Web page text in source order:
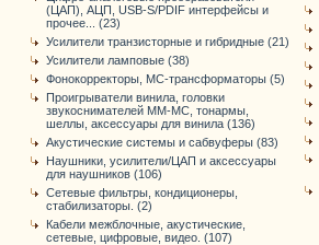
(ЦАП), АЦП, USB-S/PDIF интерфейсы и
прочее... (23)
Усилители транзисторные и гибридные (21)
Усилители ламповые (38)
Фонокорректоры, МС-трансформаторы (5)
Проигрыватели винила, головки
звукоснимателей ММ-МС, тонармы,
шеллы, аксессуары для винила (136)
Акустические системы и сабвуферы (83)
Наушники, усилители/ЦАП и аксессуары
для наушников (106)
Сетевые фильтры, кондиционеры,
стабилизаторы. (2)
Кабели межблочные, акустические,
сетевые, цифровые, видео. (107)